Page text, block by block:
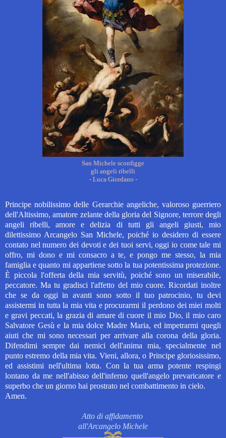
San Michele sconfigge
gli angeli ribelli
- Luca Giordano -
Principe nobilissimo delle Gerarchie angeliche, valoroso guerriero
dell'Altissimo, amatore zelante della gloria del Signore, terrore degli
angeli ribelli, amore e delizia di tutti gli angeli giusti, mio
dilettissimo Arcangelo San Michele, poiché io desidero di essere
contato nel numero dei devoti e dei tuoi servi, oggi io come tale mi
offro, mi dono e mi consacro a te, e pongo me stesso, la mia
famiglia e quanto mi appartiene sotto la tua potentissima protezione.
È piccola l'offerta della mia servitù, poiché sono un miserabile,
peccatore. Ma tu gradisci l'affetto del mio cuore. Ricordati inoltre
che se da oggi in avanti sono sotto il tuo patrocinio, tu devi
assistermi in tutta la mia vita e procurarmi il perdono dei miei molti
e gravi peccati, la grazia di amare di cuore il mio Dio, il mio caro
Salvatore Gesù e la mia dolce Madre Maria, ed impetrarmi quegli
aiuti che mi sono necessari per arrivare alla corona della gloria.
Difendimi sempre dai nemici dell'anima mia, specialmente nel
punto estremo della mia vita. Vieni, allora, o Principe gloriosissimo,
ed assistimi nell'ultima lotta. Con la tua arma potente respingi
lontano da me nell'abisso dell'inferno quell'angelo prevaricatore e
superbo che un giorno hai prostrato nel combattimento in cielo.
Amen.
Atto di affidamento
all'Arcangelo Michele